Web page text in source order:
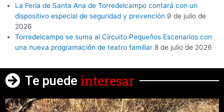
La Feria de Santa Ana de Torredelcampo contará con un
dispositivo especial de seguridad y prevención 9 de julio de
2026
Torredelcampo se suma al Circuito Pequeños Escenarios con
una nueva programación de teatro familiar 8 de julio de 2026
Te puede interesar